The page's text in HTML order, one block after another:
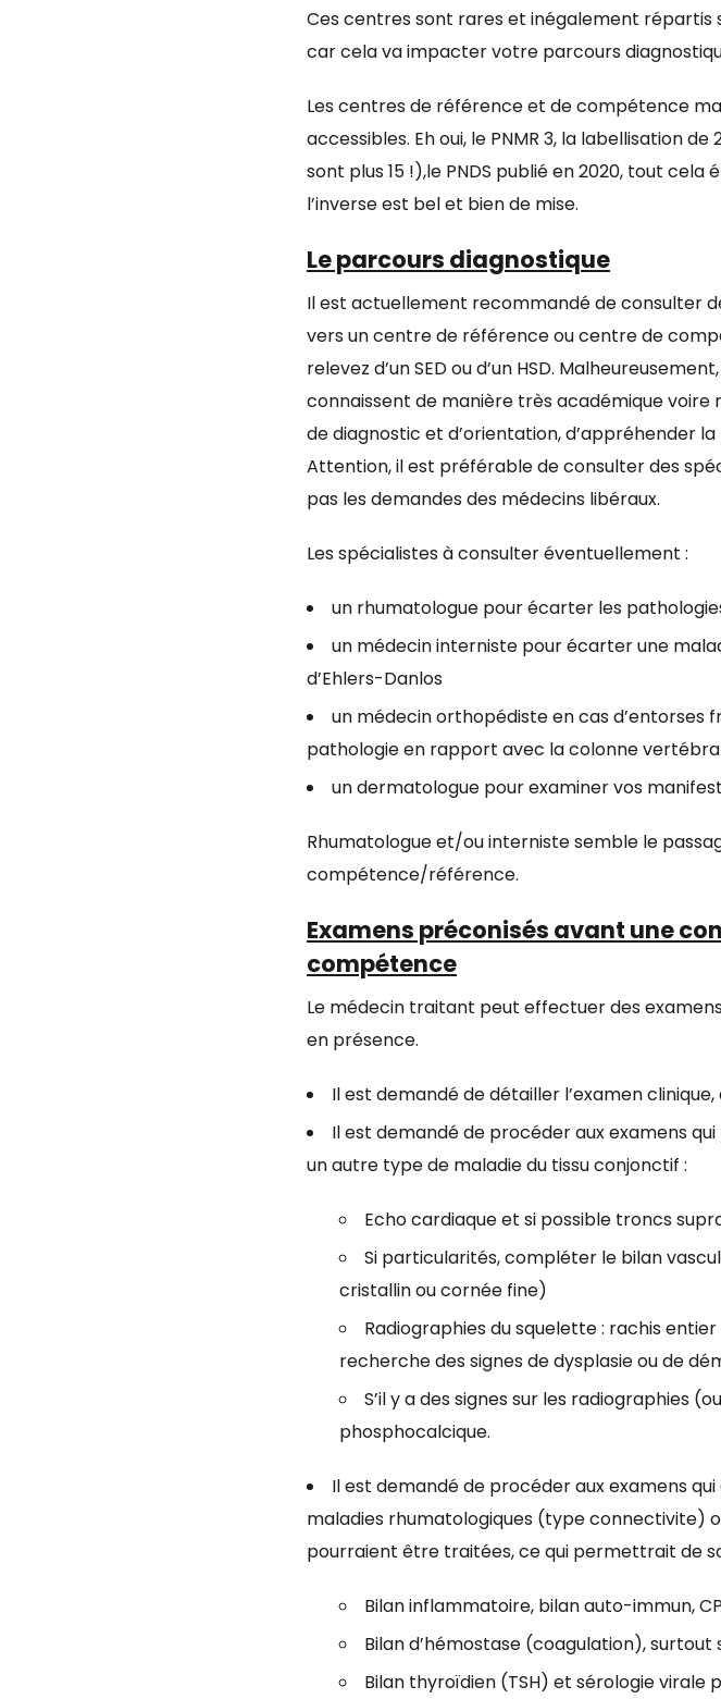
Ces centres sont rares et inégalement
car cela va impacter votre parcours
Les centres de référence et de compétence
accessibles. Eh oui, le PNMR 3, la labellisation
sont plus 15 !),le PNDS publié en 2020, tout
l’inverse est bel et bien de mise.
Le parcours diagnostique
Il est actuellement recommandé de consulter
vers un centre de référence ou centre de
relevez d’un SED ou d’un HSD.
connaissent de manière très académique voire
de diagnostic et d’orientation, d’appréhender
Attention, il est préférable de consulter des
pas les demandes des médecins libéraux.
Les spécialistes à consulter éventuellement :
un rhumatologue pour écarter les
un médecin interniste pour écarter une
d’Ehlers-Danlos
un médecin orthopédiste en cas d’entorses
pathologie en rapport avec la colonne
un dermatologue pour examiner vos
Rhumatologue et/ou interniste semble le
compétence/référence.
Examens préconisés avant une
compétence
Le médecin traitant peut effectuer des
en présence.
Il est demandé de détailler l’examen
Il est demandé de procéder aux examens
un autre type de maladie du tissu conjonctif :
Echo cardiaque et si possible troncs
Si particularités, compléter le bilan
cristallin ou cornée fine)
Radiographies du squelette : rachis
recherche des signes de dysplasie ou de
S’il y a des signes sur les radiographies
phosphocalcique.
Il est demandé de procéder aux examens
maladies rhumatologiques (type connectivite)
pourraient être traitées, ce qui permettrait de
Bilan inflammatoire, bilan auto-immun,
Bilan d’hémostase (coagulation), surtout
Bilan thyroïdien (TSH) et sérologie virale